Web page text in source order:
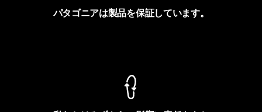
パタゴニアは製品を保証しています。